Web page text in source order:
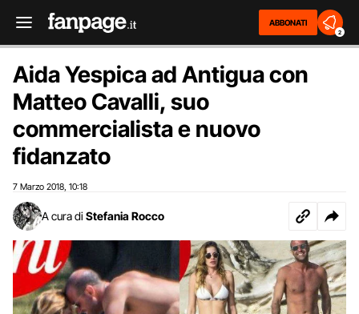
ABBONATI
2
Aida Yespica ad Antigua con
Matteo Cavalli, suo
commercialista e nuovo
fidanzato
7 Marzo 2018 10:18
A cura di Stefania Rocco